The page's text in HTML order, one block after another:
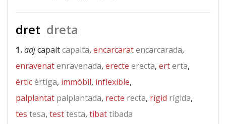
dret dreta
1.adjcapaltcapalta, encarcaratencarcarada,
enravenatenravenada, erecte erecta, erterta,
èrticèrtiga, immòbil, inflexible,
palplantat palplantada, recte recta, rígid rígida,
tes tesa, testtesta, tibattibada